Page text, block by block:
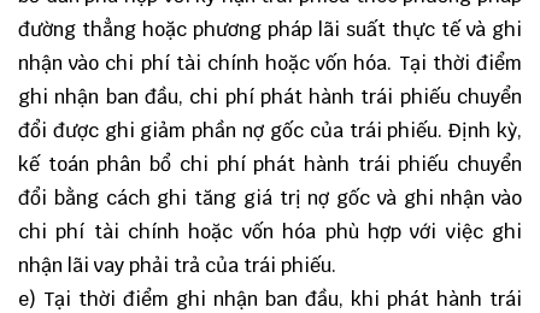
đường thẳng hoặc phương pháp lãi suất thực tế và ghi
nhận vào chi phí tài chính hoặc vốn hóa. Tại thời điểm
ghi nhận ban đầu, chi phí phát hành trái phiếu chuyển
đổi được ghi giảm phần nợ gốc của trái phiếu. Định kỳ,
kế toán phân bổ chi phí phát hành trái phiếu chuyển
đổi bằng cách ghi tăng giá trị nợ gốc và ghi nhận vào
chi phí tài chính hoặc vốn hóa phù hợp với việc ghi
nhận lãi vay phải trả của trái phiếu.
e) Tại thời điểm ghi nhận ban đầu, khi phát hành trái